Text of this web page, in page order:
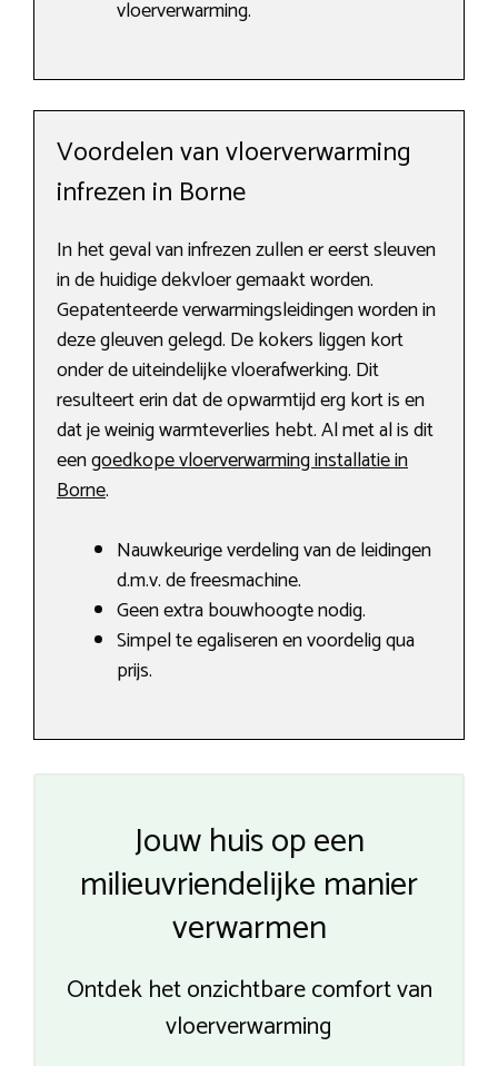
vloerverwarming.
Voordelen van vloerverwarming
infrezen in Borne
In het geval van infrezen zullen er eerst sleuven
in de huidige dekvloer gemaakt worden.
Gepatenteerde verwarmingsleidingen worden in
deze gleuven gelegd. De kokers liggen kort
onder de uiteindelijke vloerafwerking. Dit
resulteert erin dat de opwarmtijd erg kort is en
dat je weinig warmteverlies hebt. Al met al is dit
eengoedkope vloerverwarming installatie in
Borne.
Nauwkeurige verdeling van de leidingen
d.m.v. de freesmachine.
Geen extra bouwhoogte nodig.
Simpel te egaliseren en voordelig qua
prijs.
Jouw huis op een
milieuvriendelijke manier
verwarmen
Ontdek het onzichtbare comfort van
vloerverwarming